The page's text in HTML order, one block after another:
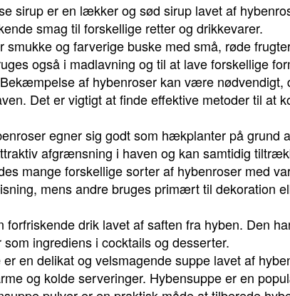
sirup er en lækker og sød sirup lavet af
smag til forskellige retter og drikkevarer.
smukke og farverige buske med små, røde
også i madlavning og til at lave forskellige
af hybenroser kan være nødvendigt,
Det er vigtigt at finde effektive metoder til at
egner sig godt som hækplanter på
afgrænsning i haven og kan samtidig
mange forskellige sorter af hybenroser med
mens andre bruges primært til dekoration
forfriskende drik lavet af saften fra hyben. Den
ingrediens i cocktails og desserter.
en delikat og velsmagende suppe lavet af
og kolde serveringer. Hybensuppe er en